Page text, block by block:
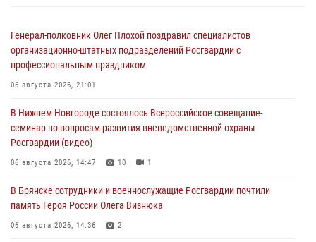
Генерал-полковник Олег Плохой поздравил специалистов
организационно-штатных подразделений Росгвардии с
профессиональным праздником
06 августа 2026, 21:01
В Нижнем Новгороде состоялось Всероссийское совещание-
семинар по вопросам развития вневедомственной охраны
Росгвардии (видео)
06 августа 2026, 14:47 10 1
В Брянске сотрудники и военнослужащие Росгвардии почтили
память Героя России Олега Визнюка
06 августа 2026, 14:36 2